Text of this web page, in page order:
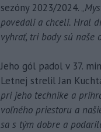
sezóny 2023/2024. „
povedali a chceli. Hral
vyhrať, tri body sú naše
Jeho gól padol v 37.
Letnej strelil Jan
pri jeho technike a
voľného priestoru a
sa s tým dobre a